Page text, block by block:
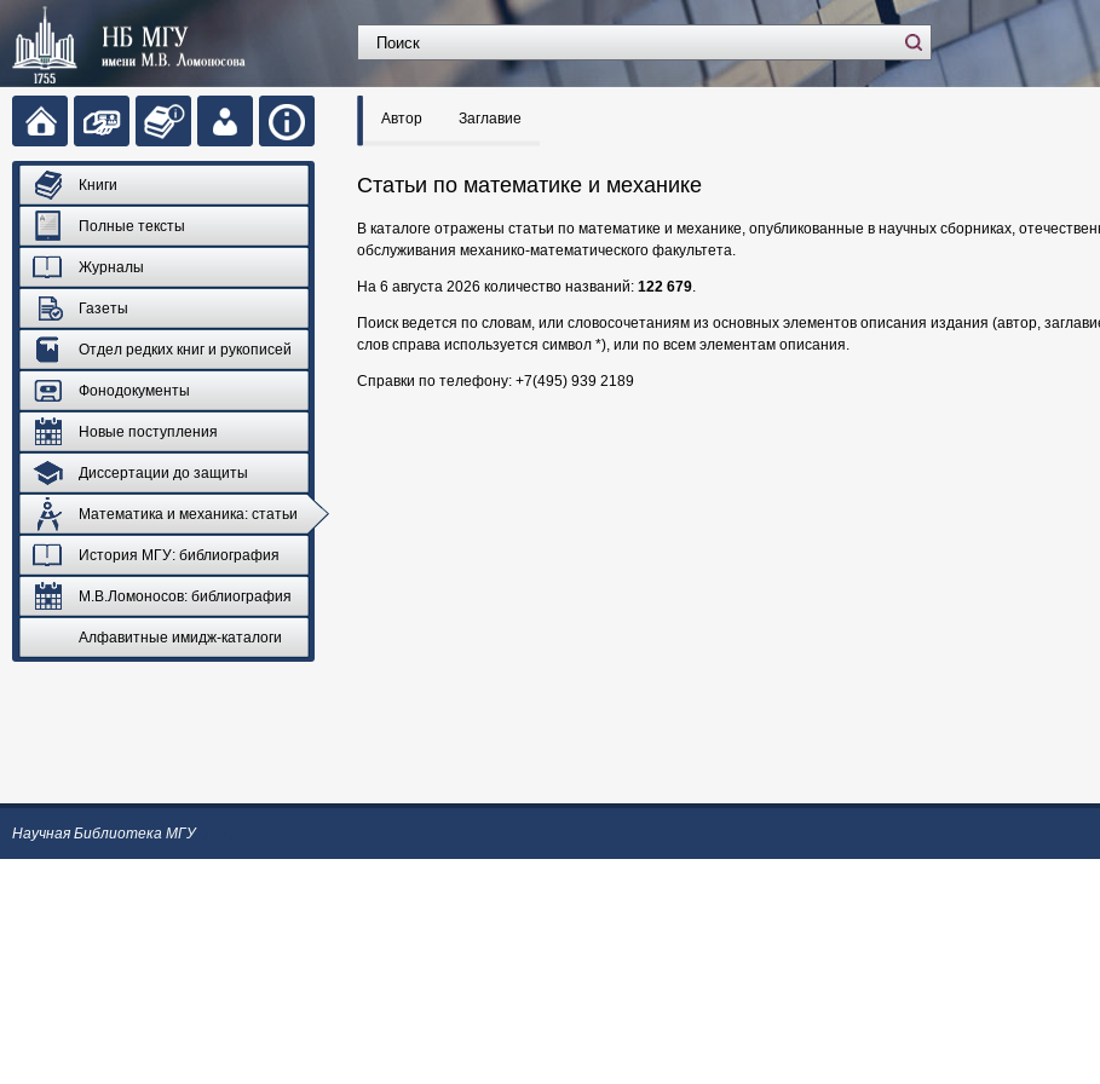
Книги
Полные тексты
Журналы
Газеты
Отдел редких книг и рукописей
Фонодокументы
Новые поступления
Диссертации до защиты
Математика и механика: статьи
История МГУ: библиография
М.В.Ломоносов: библиография
Алфавитные имидж-каталоги
Автор Заглавие
Статьи по математике и механике
В каталоге отражены статьи по математике и механике, опубликованные в научных сборниках,
обслуживания механико-математического факультета.
На 6 августа 2026 количество названий: 122 679.
Поиск ведется по словам, или словосочетаниям из основных элементов описания издания (автор,
слов справа используется символ *), или по всем элементам описания.
Справки по телефону: +7(495) 939 2189
Научная Библиотека МГУ;) {-1}